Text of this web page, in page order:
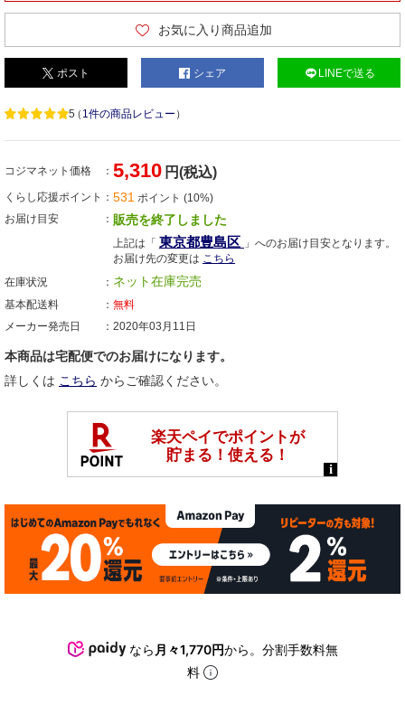
お気に入り商品追加
ポスト シェア LINEで送る
5（ 1件の商品レビュー ）
コジマネット価格 5,310 円(税込)
くらし応援ポイント 531 ポイント (10%)
お届け目安
販売を終了しました
上記は「 東京都豊島区 」へのお届け目安となります。
お届け先の変更は こちら
在庫状況
ネット在庫完売
基本配送料
無料
メーカー発売日
2020年03月11日
本商品は宅配便でのお届けになります。
詳しくは こちら からご確認ください。
なら 月々1,770円から。分割手数料無
料